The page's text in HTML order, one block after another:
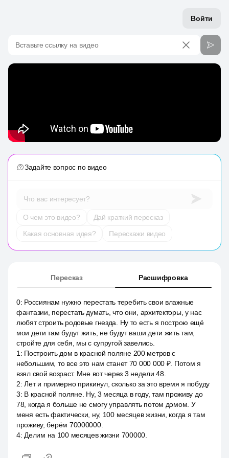
Войти
Вставьте ссылку на видео
Задайте вопрос по видео
Что вас интересует?
О чем это видео?
Дай краткий пересказ
Какая основная идея?
Перескажи видео
Пересказ Расшифровка
0: Россиянам нужно перестать теребить свои влажные
фантазии, перестать думать, что они, архитекторы, у нас
любят строить родовые гнезда. Ну то есть я построю ещё
мои дети там будут жить, не будут ваши дети жить там,
стройте для себя, мы с супругой завелись.
1 : Построить дом в красной поляне 200 метров с
небольшим, то все это нам станет 70 000 000 ₽. Потом я
взял свой возраст. Мне вот через 3 недели 48.
2:Лет и примерно прикинул, сколько за это время я побуду
3: В красной поляне. Ну, 3 месяца в году, там проживу до
78, когда я больше не смогу управлять потом домом. У
меня есть фактически, ну, 100 месяцев жизни, когда я там
проживу, берём 70000000.
4: Делим на 100 месяцев жизни 700000.